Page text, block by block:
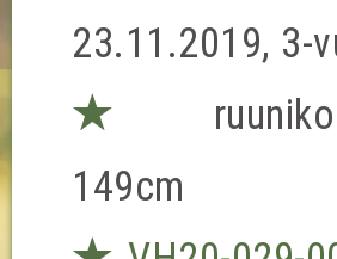
23.11.2019, 3-
★
149cm